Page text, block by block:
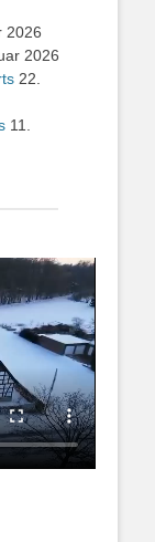
2026
2026
22.
11.